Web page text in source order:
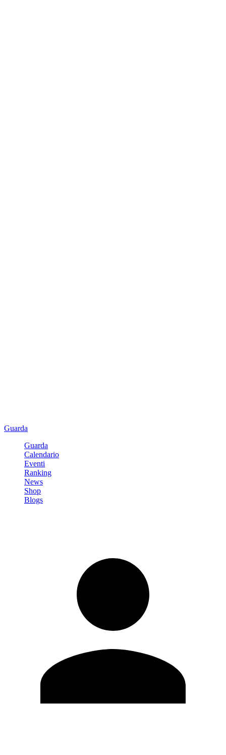
Guarda
Guarda
Calendario
Eventi
Ranking
News
Shop
Blogs